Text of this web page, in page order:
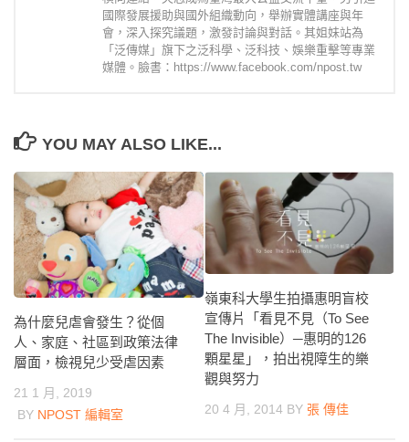
國際發展援助與國外組織動向，舉辦實體講座與年
會，深入探究議題，激發討論與對話。其姐妹站為
「泛傳媒」旗下之泛科學、泛科技、娛樂重擊等專業
媒體。臉書：https://www.facebook.com/npost.tw
YOU MAY ALSO LIKE...
為什麼兒虐會發生？從個
人、家庭、社區到政策法律
層面，檢視兒少受虐因素
21 1 月, 2019
BY NPOST 編輯室
嶺東科大學生拍攝惠明盲校
宣傳片「看見不見（To See
The Invisible）─惠明的126
顆星星」，拍出視障生的樂
觀與努力
20 4 月, 2014 BY 張 傳佳